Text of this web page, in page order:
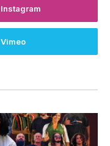
Instagram
Vimeo